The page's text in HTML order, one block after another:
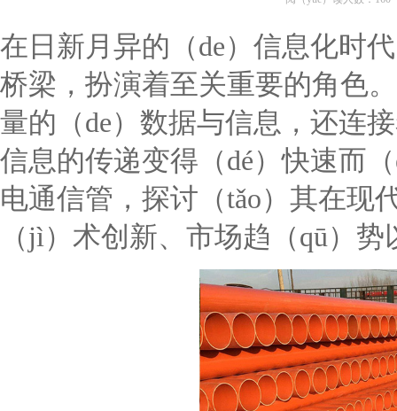
在日新月异的（de）信息化时
桥梁，扮演着至关重要的角色
量的（de）数据与信息，还连
信息的传递变得（dé）快速而
电通信管，探讨（tǎo）其在现
（jì）术创新、市场趋（qū）